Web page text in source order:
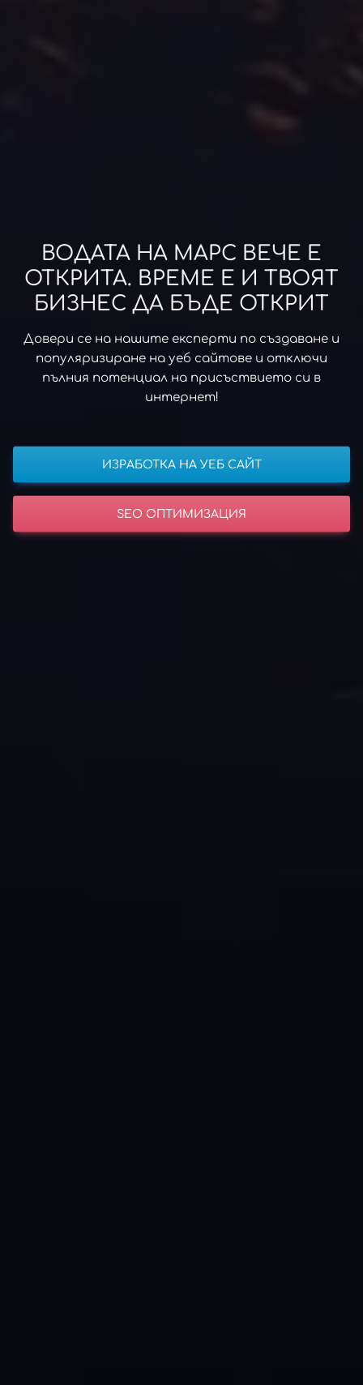
ВОДАТА НА МАРС ВЕЧЕ Е
ОТКРИТА. ВРЕМЕ Е И ТВОЯТ
БИЗНЕС ДА БЪДЕ ОТКРИТ
Довери се на нашите експерти по създаване и
популяризиране на уеб сайтове и отключи
пълния потенциал на присъствието си в
интернет!
ИЗРАБОТКА НА УЕБ САЙТ
SEO ОПТИМИЗАЦИЯ